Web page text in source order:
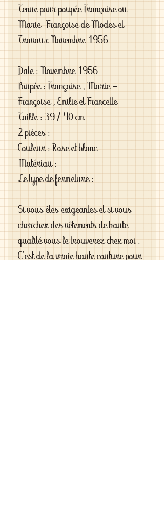
Tenue pour poupée Françoise ou
Marie-Françoise de Modes et
Travaux Novembre 1956
Date : Novembre 1956
Poupée : Françoise , Marie -
Françoise , Emilie et Francette
Taille : 39 / 40 cm
2 pièces :
Couleur : Rose et blanc
Matériau :
Le type de fermeture :
Si vous êtes exigeantes et si vous
cherchez des vêtements de haute
qualité vous le trouverez chez moi .
C'est de la vraie haute couture pour